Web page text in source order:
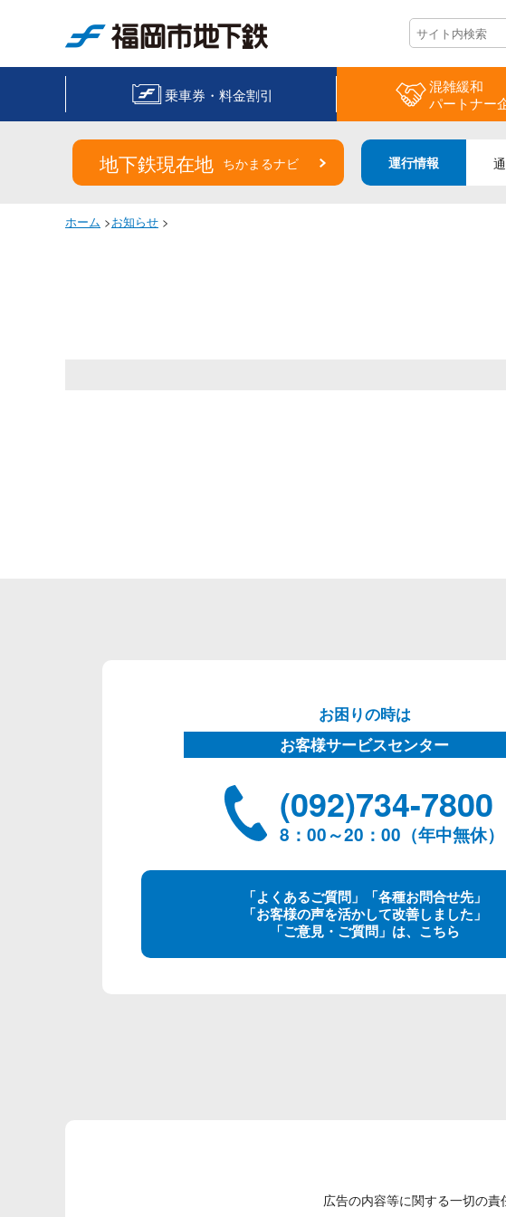
乗車券・料金割引
混雑緩和
パートナー
地下鉄現在地 ちかまるナビ 運行情報
ホーム >お知らせ >
お困りの時は
お客様サービスセンター
(092)734-7800
8：00～20：00（年中無休）
「よくあるご質問」「各種お問合せ先」
「お客様の声を活かして改善しました」
「ご意見・ご質問」は、こちら
広告の内容等に関する一切の責